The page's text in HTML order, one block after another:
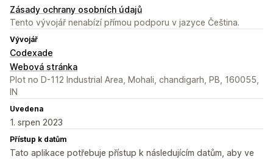
Zásady ochrany osobních údajů
Tento vývojář nenabízí přímou podporu v jazyce Čeština.
Vývojář
Codexade
Webová stránka
Plot no D-112 Industrial Area, Mohali, chandigarh, PB, 160055,
IN
Uvedena
1. srpen 2023
Přístup k datům
Tato aplikace potřebuje přístup k následujícím datům, aby ve